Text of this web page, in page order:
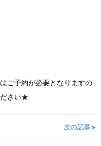
ご予約が必要となりますの
ださい★
次の記事»